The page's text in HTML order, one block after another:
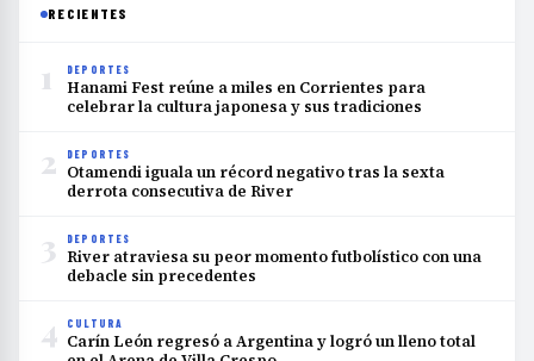
RECIENTES
1 DEPORTES
Hanami Fest reúne a miles en Corrientes para
celebrar la cultura japonesa y sus tradiciones
2 DEPORTES
Otamendi iguala un récord negativo tras la sexta
derrota consecutiva de River
3 DEPORTES
River atraviesa su peor momento futbolístico con una
debacle sin precedentes
4 CULTURA
Carín León regresó a Argentina y logró un lleno total